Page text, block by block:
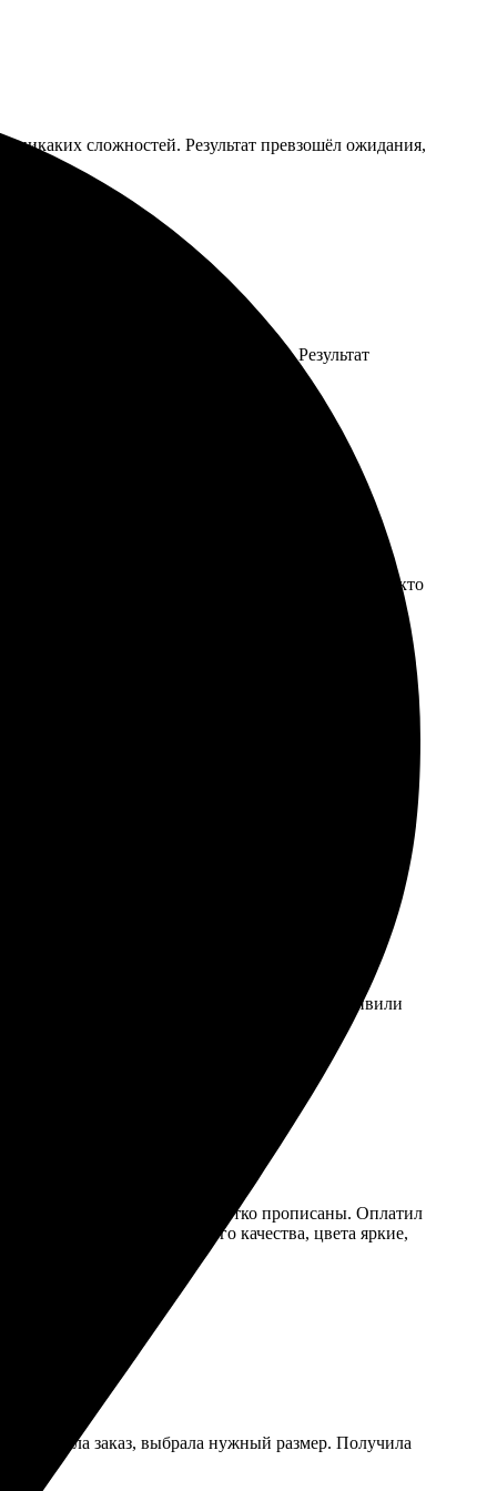
никаких сложностей. Результат превзошёл ожидания,
в срок, упаковка отличная. Результат
Изготовление заняло всего несколько дней.
— все пришло в целости. Рекомендую всем, кто
менеджер все объяснил. Упаковка надежная,
заказ. Качество на высоте! Приятно удивили
Удобный сайт, все шаги четко прописаны. Оплатил
надежная. Холст отличного качества, цвета яркие,
Сделала заказ, выбрала нужный размер. Получила